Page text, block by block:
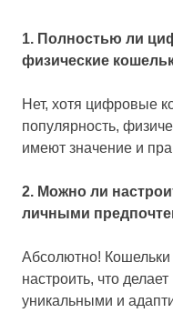
1. Полностью ли
физические
Нет, хотя цифровые
популярность,
имеют значение и
2. Можно ли
личными
Абсолютно!
настроить, что
уникальными и